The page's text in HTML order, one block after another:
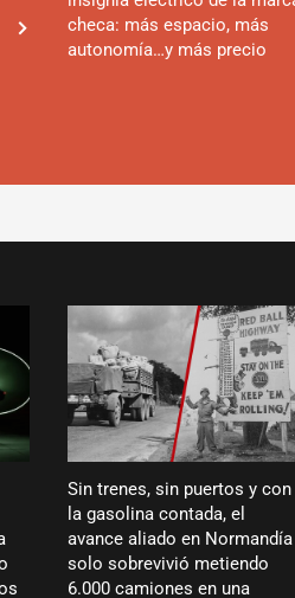
checa: más espacio, más
autonomía…y más precio
Sin trenes, sin puertos y con
la gasolina contada, el
avance aliado en Normandía
solo sobrevivió metiendo
6.000 camiones en una